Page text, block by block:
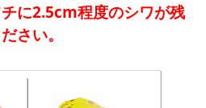
に2.5cm程度のシワが残
さい。